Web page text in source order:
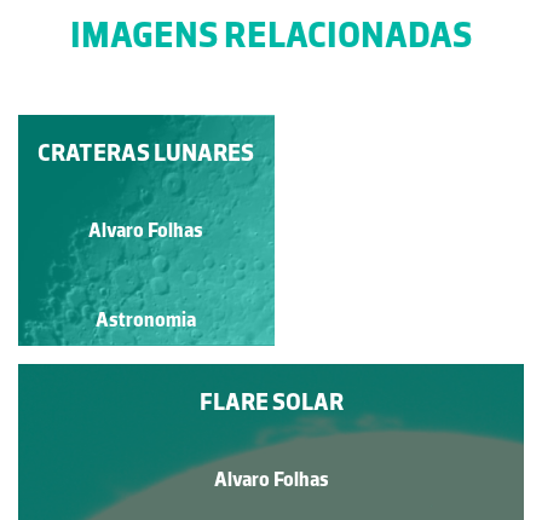
IMAGENS RELACIONADAS
ASTROLÁBIO
Guilherme Monteiro
Astronomia
FLARE SOLAR
Alvaro Folhas
CRATERAS LUNARES
Alvaro Folhas
Astronomia